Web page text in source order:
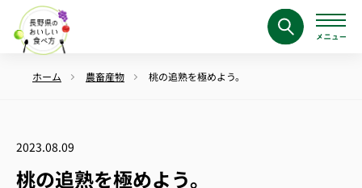
ホーム 農畜産物 桃の追熟を極めよう。
2023.08.09
桃の追熟を極めよう。